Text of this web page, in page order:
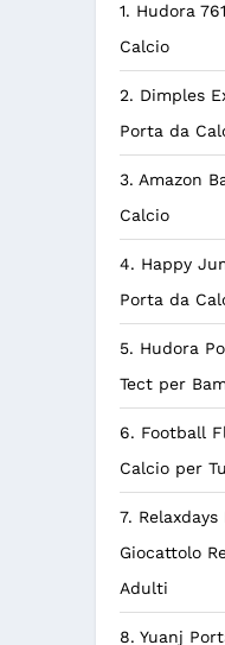
1. Hudora
Calcio
2. Dimples
Porta da
3. Amazon
Calcio
4. Happy
Porta da
5. Hudora
Tect per
6. Football
Calcio per
7.
Giocattolo
Adulti
8. Yuanj